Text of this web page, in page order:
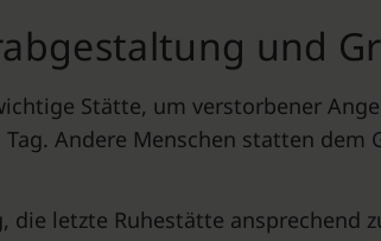
und
Stätte, um verstorbener
Andere Menschen statten
die letzte Ruhestätte ansprechend